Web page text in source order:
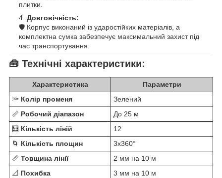
плитки.
Довговічність:
🛡️ Корпус виконаний із ударостійких матеріалів, а
комплектна сумка забезпечує максимальний захист під
час транспортування.
🧰 Технічні характеристики:
Характеристика
Параметри
🔦 Колір променя
Зелений
📏 Робочий діапазон
До 25 м
🧮 Кількість ліній
12
🌀 Кількість площин
3x360°
📏 Товщина лінії
2 мм на 10 м
📐 Похибка
3 мм на 10 м